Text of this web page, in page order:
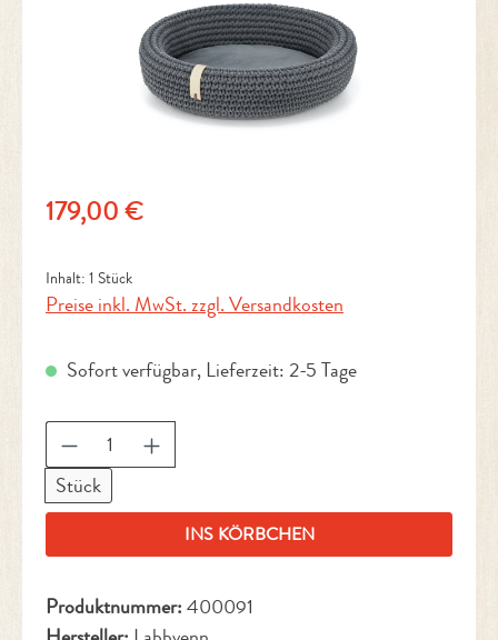
Regulärer Preis:
179,00 €
Inhalt: 1 Stück
Preise inkl. MwSt. zzgl. Versandkosten
Sofort verfügbar, Lieferzeit: 2-5 Tage
Produkt Anzahl: Gib den gewünschten Wert
Stück
INS KÖRBCHEN
Produktnummer:400091